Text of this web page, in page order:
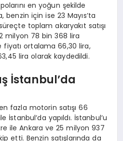
en yoğun şekilde
benzin için ise 23 Mayıs’ta
toplam akaryakıt satışı
milyon 78 bin 368 lira
fiyatı ortalama 66,30 lira,
lira olarak kaydedildi.
İstanbul’da
fazla motorin satışı 66
İstanbul’da yapıldı. İstanbul’u
ile Ankara ve 25 milyon 937
etti. Benzin satışlarında da